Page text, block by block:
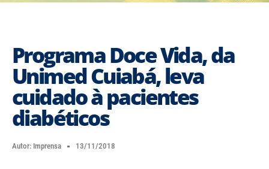
Programa Doce Vida, da
Unimed Cuiabá, leva
cuidado à pacientes
diabéticos
Autor: Imprensa 13/11/2018